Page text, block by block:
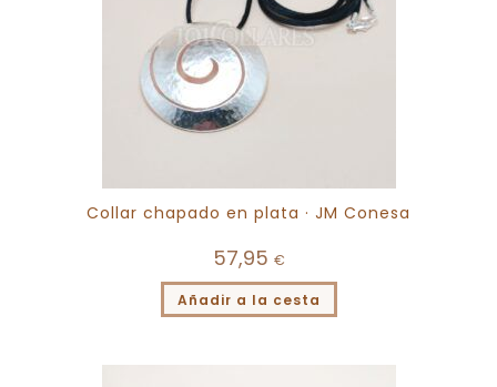
Collar chapado en plata · JM Conesa
57,95 €
Añadir a la cesta